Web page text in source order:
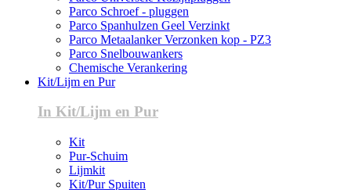
Parco Schroef - pluggen
Parco Spanhulzen Geel Verzinkt
Parco Metaalanker Verzonken kop - PZ3
Parco Snelbouwankers
Chemische Verankering
Kit/Lijm en Pur
In Kit/Lijm en Pur
Kit
Pur-Schuim
Lijmkit
Kit/Pur Spuiten